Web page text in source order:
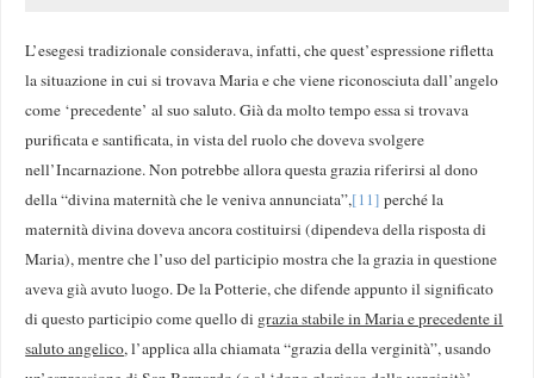
L’esegesi tradizionale considerava, infatti, che quest’espressione rifletta
la situazione in cui si trovava Maria e che viene riconosciuta dall’angelo
come ‘precedente’ al suo saluto. Già da molto tempo essa si trovava
purificata e santificata, in vista del ruolo che doveva svolgere
nell’Incarnazione. Non potrebbe allora questa grazia riferirsi al dono
della “divina maternità che le veniva annunciata”,[11] perché la
maternità divina doveva ancora costituirsi (dipendeva della risposta di
Maria), mentre che l’uso del participio mostra che la grazia in questione
aveva già avuto luogo. De la Potterie, che difende appunto il significato
di questo participio come quello di grazia stabile in Maria e precedente il
saluto angelico, l’applica alla chiamata “grazia della verginità”, usando